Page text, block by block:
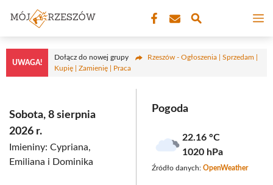
treści
UWAGA!
Dołącz do nowej grupy
Rzeszów - Ogłoszenia | Sprzedam |
Kupię | Zamienię | Praca
Sobota, 8 sierpnia
2026 r.
Imieniny: Cypriana,
Emiliana i Dominika
Pogoda
22.16 °C
1020 hPa
Źródło danych: OpenWeather